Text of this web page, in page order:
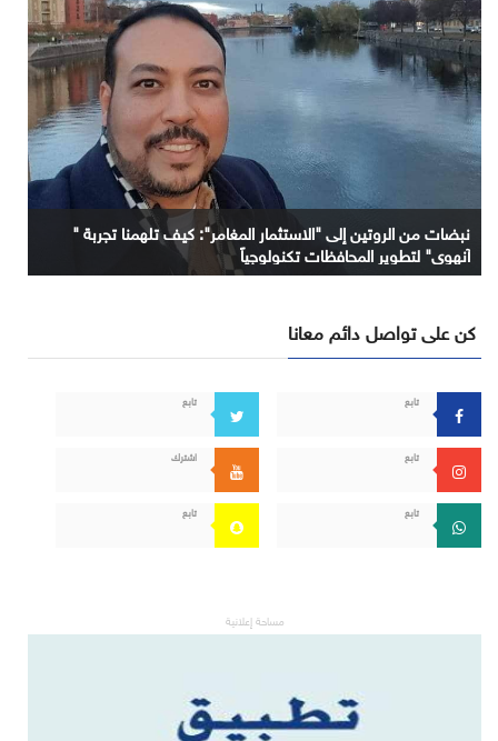
نبضات من الروتين إلى "الاستثمار المغامر": كيف تلهمنا تجربة "
آنهوي" لتطوير المحافظات تكنولوجياً
كن على تواصل دائم معانا
تابع تابع
تابع اشترك
تابع تابع
مساحة إعلانية